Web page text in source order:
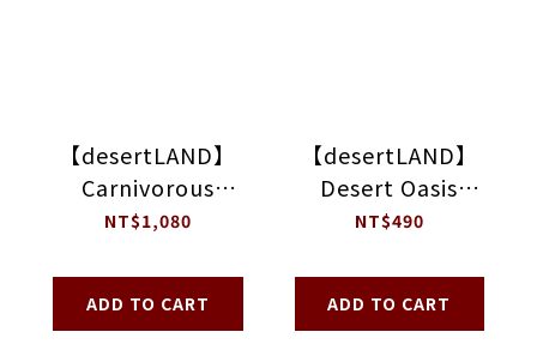
【desertLAND】
Carnivorous
Flower OV
Box
NT$1,080
ADD TO CART
【desertLAND】
Desert Oasis
Dipping Set –
Madeleine
NT$490
ADD TO CART